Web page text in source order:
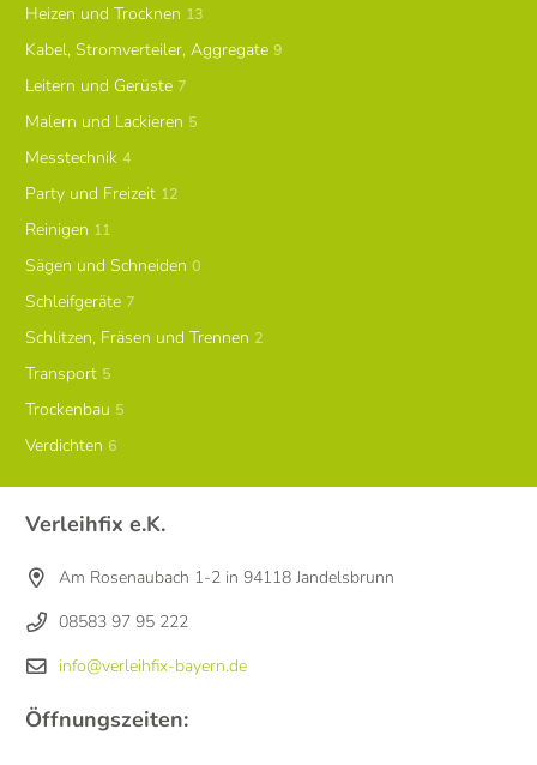
Heizen und Trocknen 13
Kabel, Stromverteiler, Aggregate 9
Leitern und Gerüste 7
Malern und Lackieren 5
Messtechnik 4
Party und Freizeit 12
Reinigen 11
Sägen und Schneiden 0
Schleifgeräte 7
Schlitzen, Fräsen und Trennen 2
Transport 5
Trockenbau 5
Verdichten 6
Verleihfix e.K.
Am Rosenaubach 1-2 in 94118 Jandelsbrunn
08583 97 95 222
info@verleihfix-bayern.de
Öffnungszeiten: